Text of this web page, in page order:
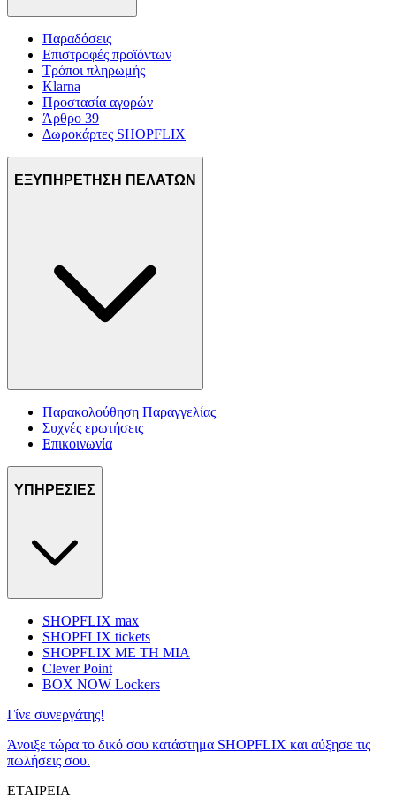
Παραδόσεις
Επιστροφές προϊόντων
Τρόποι πληρωμής
Klarna
Προστασία αγορών
Άρθρο 39
Δωροκάρτες SHOPFLIX
ΕΞΥΠΗΡΕΤΗΣΗ ΠΕΛΑΤΩΝ
Παρακολούθηση Παραγγελίας
Συχνές ερωτήσεις
Επικοινωνία
ΥΠΗΡΕΣΙΕΣ
SHOPFLIX max
SHOPFLIX tickets
SHOPFLIX ΜΕ ΤΗ ΜΙΑ
Clever Point
BOX NOW Lockers
Γίνε συνεργάτης!
Άνοιξε τώρα το δικό σου κατάστημα SHOPFLIX και αύξησε τις
πωλήσεις σου.
ΕΤΑΙΡΕΙΑ